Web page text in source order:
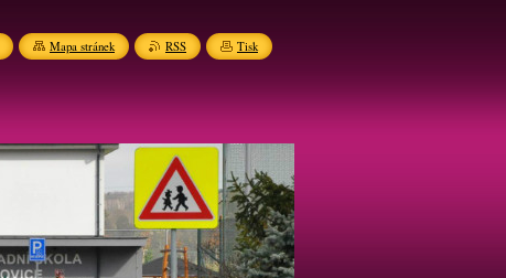
Mapa stránek RSS Tisk